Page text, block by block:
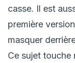
casse. Il est
première
masquer
Ce sujet touche